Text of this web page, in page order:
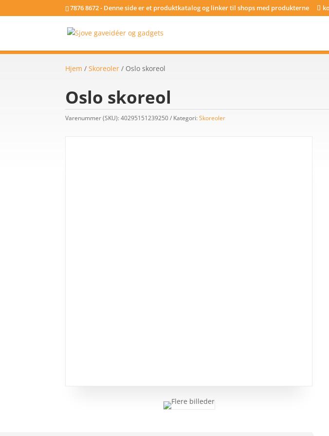
7876 8672 - Denne side er et produktkatalog og linker til shops med produkterne
Hjem /Skoreoler / Oslo skoreol
Oslo skoreol
Varenummer (SKU):40295151239250 Kategori:Skoreoler